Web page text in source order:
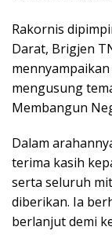
Rakornis
Darat, Brigjen
mengusung
Membangun
Dalam
terima kasih
serta seluruh
diberikan. Ia
berlanjut demi